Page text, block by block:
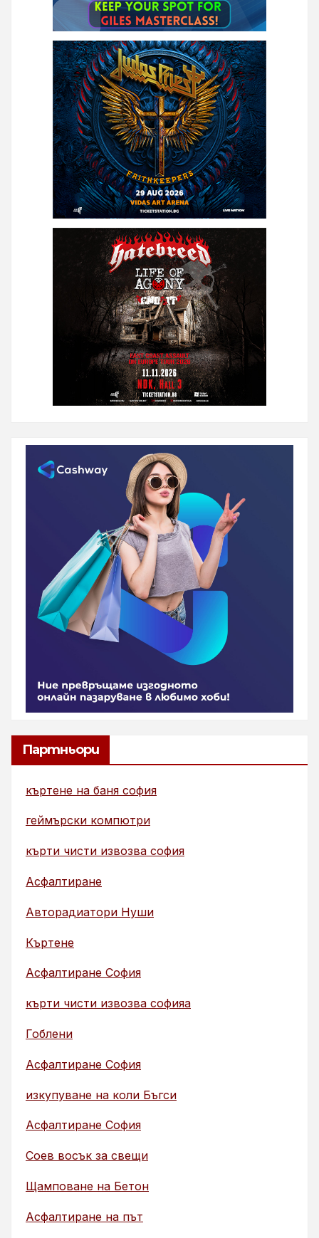
Партньори
къртене на баня софия
геймърски компютри
кърти чисти извозва софия
Асфалтиране
Авторадиатори Нуши
Къртене
Асфалтиране София
кърти чисти извозва софияа
Гоблени
Асфалтиране София
изкупуване на коли Бъгси
Асфалтиране София
Соев восък за свещи
Щамповане на Бетон
Асфалтиране на път